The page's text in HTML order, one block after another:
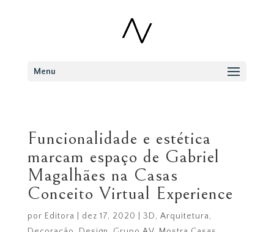
Menu
Funcionalidade e estética
marcam espaço de Gabriel
Magalhães na Casas
Conceito Virtual Experience
por Editora dez 17, 2020 3D, Arquitetura,